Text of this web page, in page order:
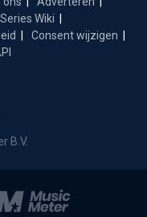
Series Wiki
Consent wijzigen
B.V.